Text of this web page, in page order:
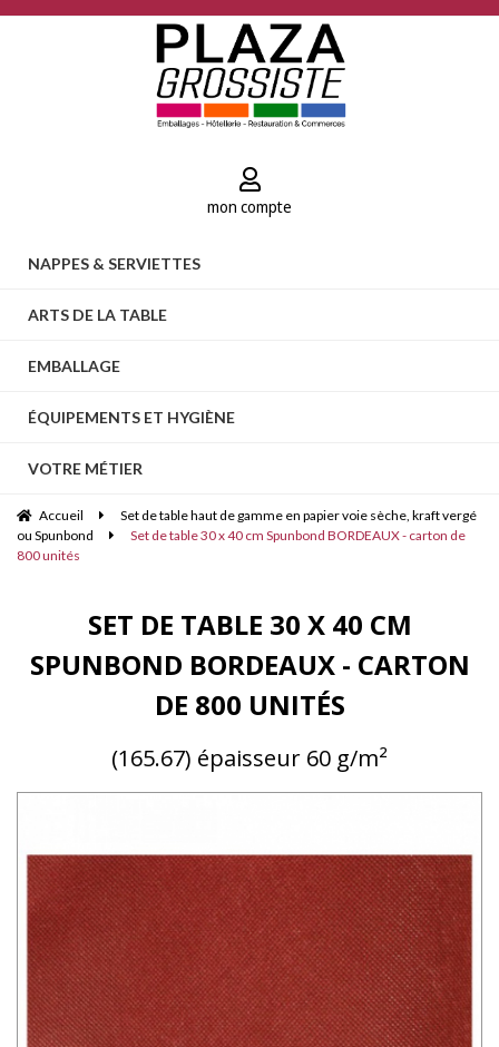
mon compte
NAPPES & SERVIETTES
ARTS DE LA TABLE
EMBALLAGE
ÉQUIPEMENTS ET HYGIÈNE
VOTRE MÉTIER
Accueil
Set de table haut de gamme en papier voie sèche, kraft vergé
ou Spunbond
Set de table 30 x 40 cm Spunbond BORDEAUX - carton de
800 unités
SET DE TABLE 30 X 40 CM
SPUNBOND BORDEAUX - CARTON
DE 800 UNITÉS
(165.67) épaisseur 60 g/m²